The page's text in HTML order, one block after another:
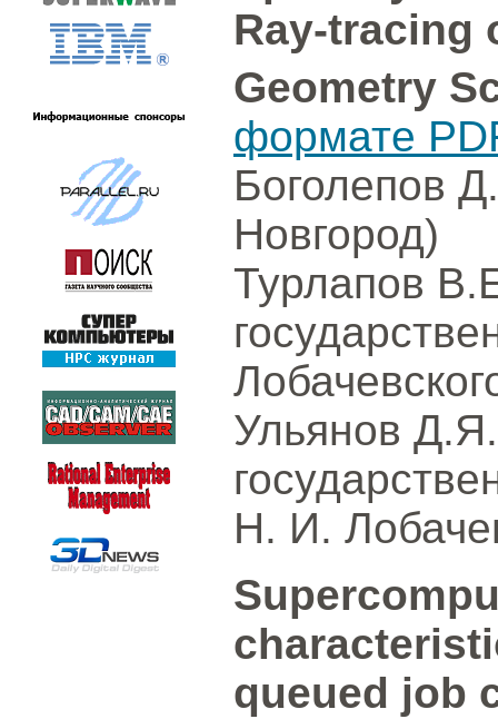
Ray-tracing
Geometry
формате
Боголепов
Новгород)
Турлапов
Ульянов
Н. И.
queued job